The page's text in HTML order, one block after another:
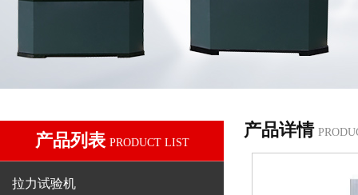
产品列表 PRODUCT LIST
拉力试验机
产品详情